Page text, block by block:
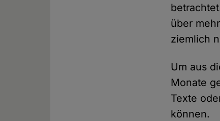
über
ziemlich
Um aus
Monate
Texte
können.